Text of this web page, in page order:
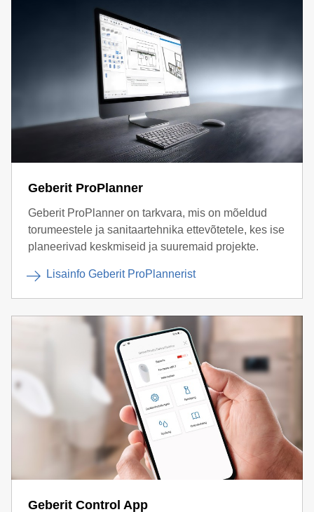
Geberit ProPlanner
Geberit ProPlanner on tarkvara, mis on mõeldud
torumeestele ja sanitaartehnika ettevõtetele, kes ise
planeerivad keskmiseid ja suuremaid projekte.
Lisainfo Geberit ProPlannerist
Geberit Control App